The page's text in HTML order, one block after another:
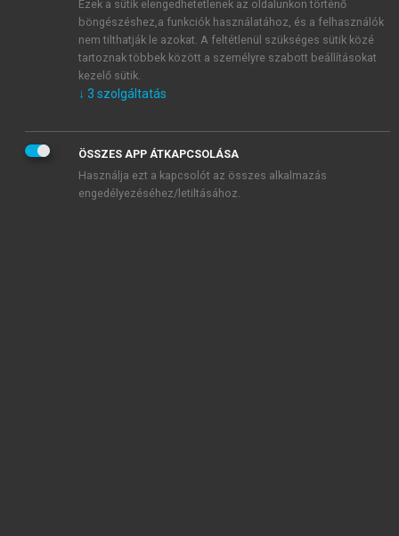
veszem és elfogadom.
Általános vásárlási feltételeket, valamint a szotar.netés a
mersz.huoldalak licencszerződéseiben foglaltakat
tudomásul veszem és elfogadom.
KIPRÓBÁLOM
Ezek a sütik elengedhetetlenek az oldalunkon történő
böngészéshez,a funkciók használatához, és a felhasználók
nem tilthatják le azokat. A feltétlenül szükséges sütik közé
tartoznak többek között a személyre szabott beállításokat
kezelő sütik.
↓ 3 szolgáltatás
ÖSSZES APP ÁTKAPCSOLÁSA
Használja ezt a kapcsolót az összes alkalmazás
engedélyezéséhez/letiltásához.